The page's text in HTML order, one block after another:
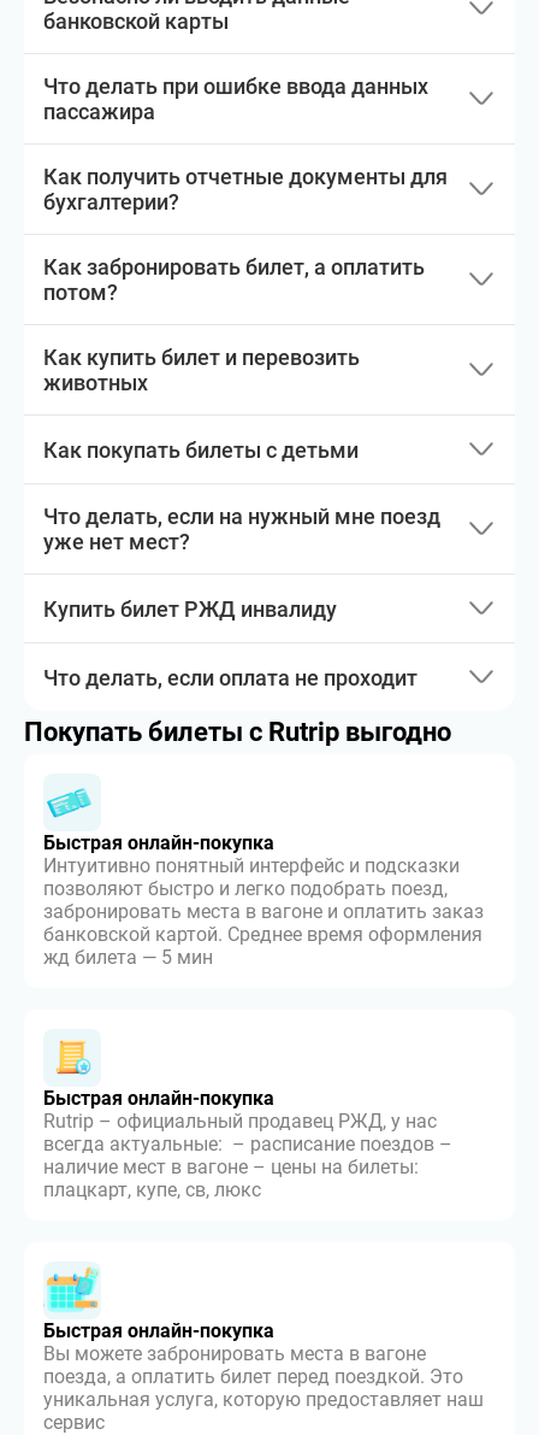
банковской карты
Что делать при ошибке ввода данных
пассажира
Как получить отчетные документы для
бухгалтерии?
Как забронировать билет, а оплатить
потом?
Как купить билет и перевозить
животных
Как покупать билеты с детьми
Что делать, если на нужный мне поезд
уже нет мест?
Купить билет РЖД инвалиду
Что делать, если оплата не проходит
Покупать билеты с Rutrip выгодно
Быстрая онлайн-покупка
Интуитивно понятный интерфейс и подсказки
позволяют быстро и легко подобрать поезд,
забронировать места в вагоне и оплатить заказ
банковской картой. Среднее время оформления
жд билета — 5 мин
Быстрая онлайн-покупка
Rutrip – официальный продавец РЖД, у нас
всегда актуальные: – расписание поездов –
наличие мест в вагоне – цены на билеты:
плацкарт, купе, св, люкс
Быстрая онлайн-покупка
Вы можете забронировать места в вагоне
поезда, а оплатить билет перед поездкой. Это
уникальная услуга, которую предоставляет наш
сервис